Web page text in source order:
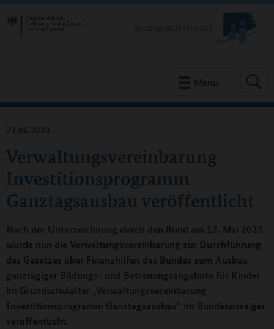
Menu
Verwaltungsvereinbarung
Investitionsprogramm
Ganztagsausbau veröffentlicht
23.06.2023
Nach der Unterzeichnung durch den Bund am 17. Mai 2023
wurde nun die Verwaltungsvereinbarung zur Durchführung
des Gesetzes über Finanzhilfen des Bundes zum Ausbau
ganztägiger Bildungs- und Betreuungsangebote für Kinder
im Grundschulalter „Verwaltungsvereinbarung
Investitionsprogramm Ganztagsausbau“ im Bundesanzeiger
veröffentlicht.